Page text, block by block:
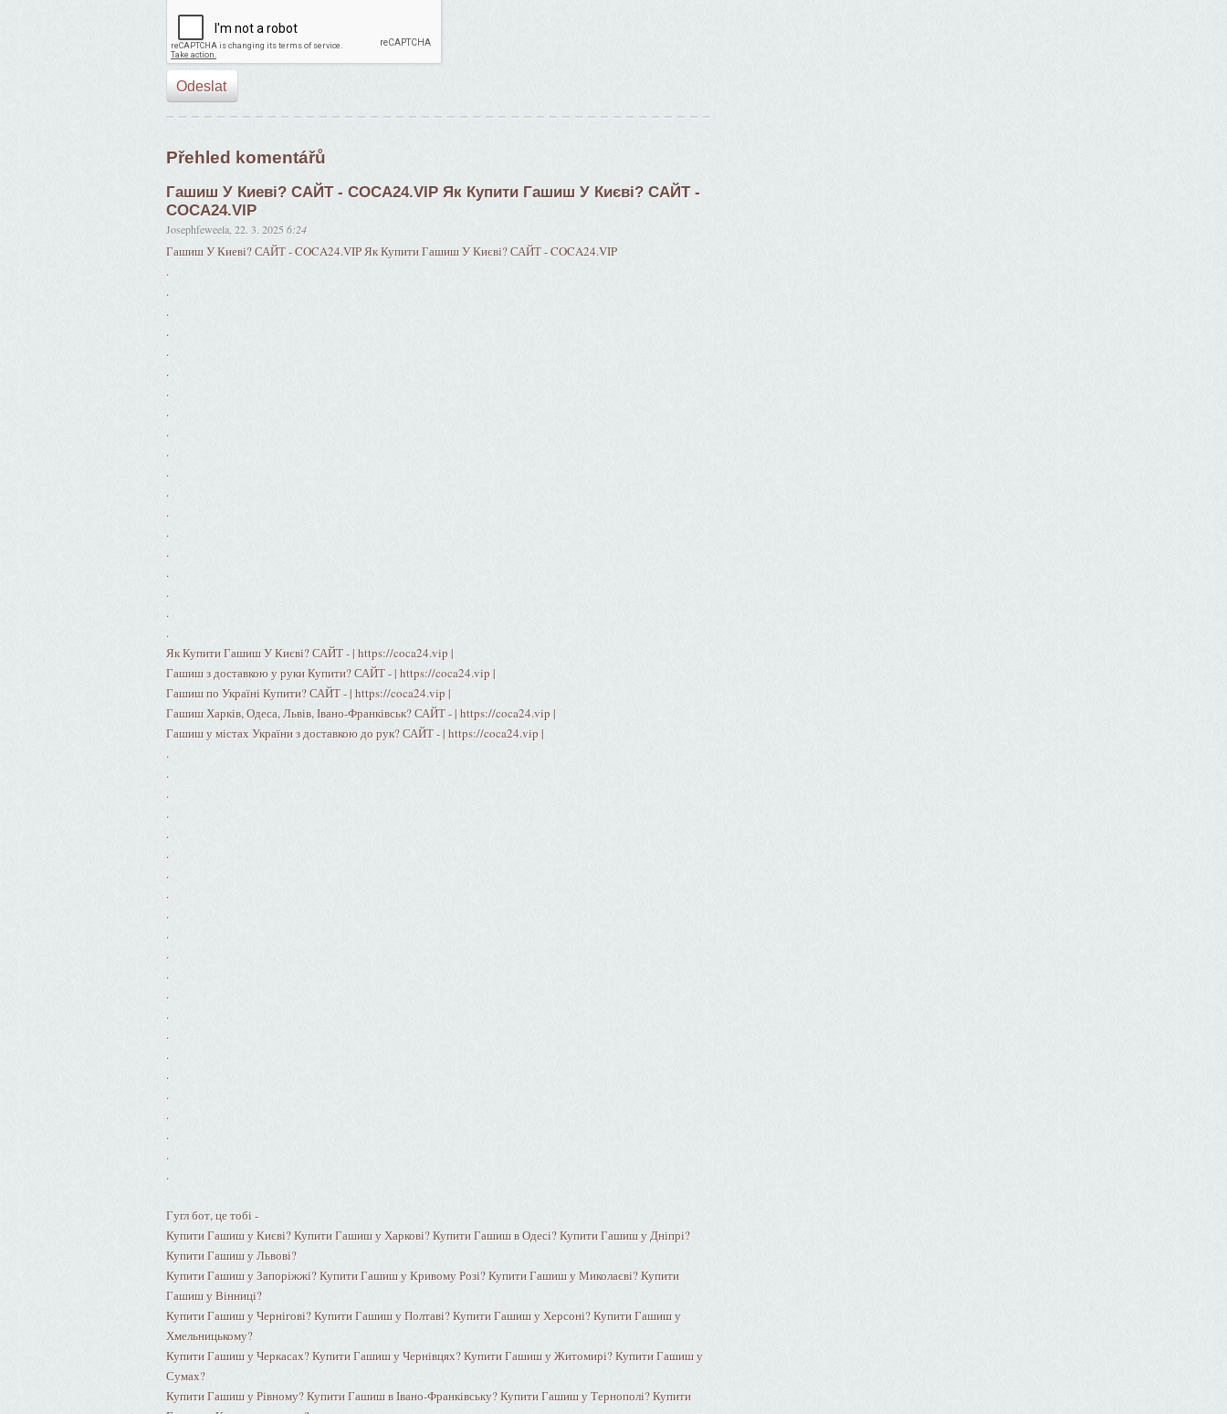
Přehled komentářů
Гашиш У Киеві? САЙТ - COCA24.VIP Як Купити Гашиш У Києві? САЙТ -
COCA24.VIP
Josephfeweela 22. 3. 20256:24
Гашиш У Киеві? САЙТ - COCA24.VIP Як Купити Гашиш У Києві? САЙТ - COCA24.VIP
.
.
.
.
.
.
.
.
.
.
.
.
.
.
.
.
.
.
.
Як Купити Гашиш У Києві? САЙТ - | https://coca24.vip |
Гашиш з доставкою у руки Купити? САЙТ - | https://coca24.vip |
Гашиш по Україні Купити? САЙТ - | https://coca24.vip |
Гашиш Харків, Одеса, Львів, Івано-Франківськ? САЙТ - | https://coca24.vip |
Гашиш у містах України з доставкою до рук? САЙТ - | https://coca24.vip |
.
.
.
.
.
.
.
.
.
.
.
.
.
.
.
.
.
.
.
.
.
.
Гугл бот, це тобі -
Купити Гашиш у Києві? Купити Гашиш у Харкові? Купити Гашиш в Одесі? Купити Гашиш у Дніпрі?
Купити Гашиш у Львові?
Купити Гашиш у Запоріжжі? Купити Гашиш у Кривому Розі? Купити Гашиш у Миколаєві? Купити
Гашиш у Вінниці?
Купити Гашиш у Чернігові? Купити Гашиш у Полтаві? Купити Гашиш у Херсоні? Купити Гашиш у
Хмельницькому?
Купити Гашиш у Черкасах? Купити Гашиш у Чернівцях? Купити Гашиш у Житомирі? Купити Гашиш у
Сумах?
Купити Гашиш у Рівному? Купити Гашиш в Івано-Франківську? Купити Гашиш у Тернополі? Купити